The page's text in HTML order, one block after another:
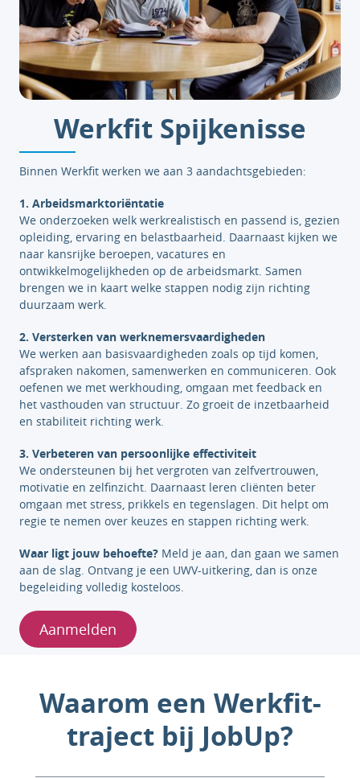
Werkfit Spijkenisse
Binnen Werkfit werken we aan 3 aandachtsgebieden:
1. Arbeidsmarktoriëntatie
We onderzoeken welk werkrealistisch en passend is, gezien
opleiding, ervaring en belastbaarheid. Daarnaast kijken we
naar kansrijke beroepen, vacatures en
ontwikkelmogelijkheden op de arbeidsmarkt. Samen
brengen we in kaart welke stappen nodig zijn richting
duurzaam werk.
2. Versterken van werknemersvaardigheden
We werken aan basisvaardigheden zoals op tijd komen,
afspraken nakomen, samenwerken en communiceren. Ook
oefenen we met werkhouding, omgaan met feedback en
het vasthouden van structuur. Zo groeit de inzetbaarheid
en stabiliteit richting werk.
3. Verbeteren van persoonlijke effectiviteit
We ondersteunen bij het vergroten van zelfvertrouwen,
motivatie en zelfinzicht. Daarnaast leren cliënten beter
omgaan met stress, prikkels en tegenslagen. Dit helpt om
regie te nemen over keuzes en stappen richting werk.
Waar ligt jouw behoefte? Meld je aan, dan gaan we samen
aan de slag. Ontvang je een UWV-uitkering, dan is onze
begeleiding volledig kosteloos.
Aanmelden
Waarom een Werkfit-
traject bij JobUp?